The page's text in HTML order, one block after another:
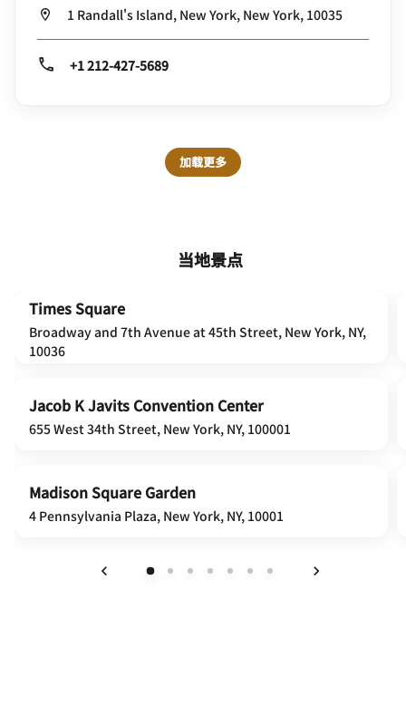
1 Randall's Island, New York, New York, 10035
+1 212-427-5689
加载更多
当地景点
Times Square
Broadway and 7th Avenue at 45th Street, New York, NY,
10036
Jacob K Javits Convention Center
655 West 34th Street, New York, NY, 100001
Madison Square Garden
4 Pennsylvania Plaza, New York, NY, 10001